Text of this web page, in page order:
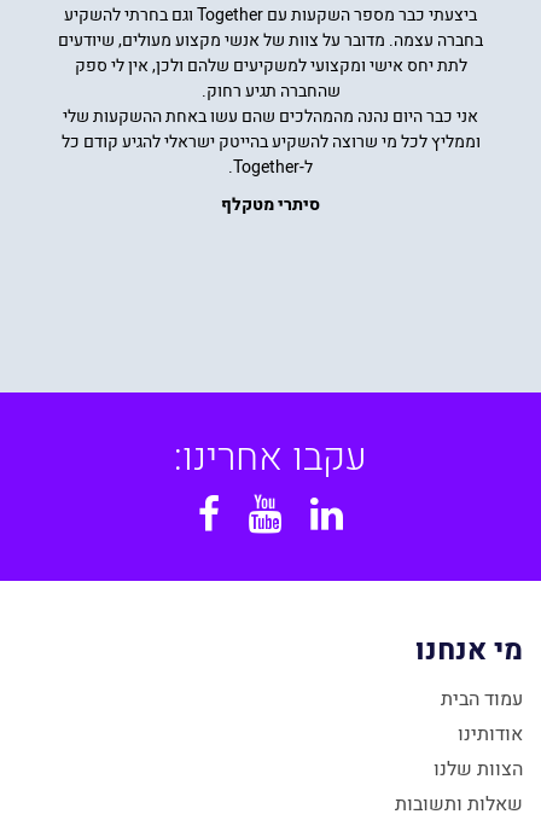
ביצעתי כבר מספר השקעות עם Together וגם בחרתי להשקיע
בחברה עצמה. מדובר על צוות של אנשי מקצוע מעולים, שיודעים
לתת יחס אישי ומקצועי למשקיעים שלהם ולכן, אין לי ספק
שהחברה תגיע רחוק.
אני כבר היום נהנה מהמהלכים שהם עשו באחת ההשקעות שלי
וממליץ לכל מי שרוצה להשקיע בהייטק ישראלי להגיע קודם כל
ל-Together.
סיתרי מטקלף
עקבו אחרינו:
Linkedin
YouTube
מי אנחנו
עמוד הבית
אודותינו
הצוות שלנו
שאלות ותשובות